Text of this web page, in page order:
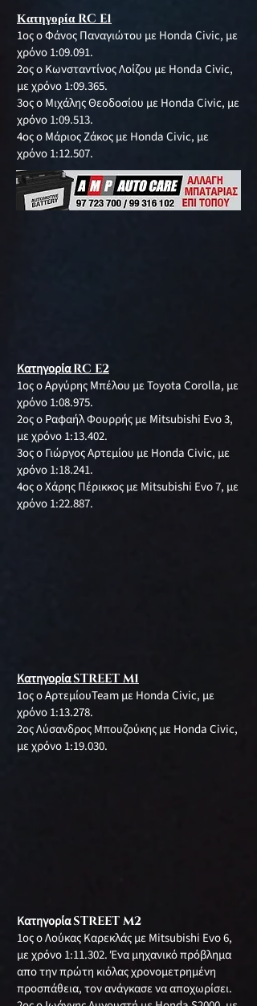
Κατηγορία RC E1
1ος ο Φάνος Παναγιώτου με Honda Civic, με
χρόνο 1:09.091.
2ος ο Κωνσταντίνος Λοίζου με Honda Civic,
με χρόνο 1:09.365.
3ος ο Μιχάλης Θεοδοσίου με Honda Civic, με
χρόνο 1:09.513.
4ος ο Μάριος Ζάκος με Honda Civic, με
χρόνο 1:12.507.
ΚατηγορίαRC E2
1ος ο Αργύρης Μπέλου με Toyota Corolla, με
χρόνο 1:08.975.
2ος ο Ραφαήλ Φουρρής με Mitsubishi Evo 3,
με χρόνο 1:13.402.
3ος ο Γιώργος Αρτεμίου με Honda Civic, με
χρόνο 1:18.241.
4ος ο Χάρης Πέρικκος με Mitsubishi Evo 7, με
χρόνο 1:22.887.
ΚατηγορίαSTREET M1
1ος ο ΑρτεμίουTeam με Honda Civic, με
χρόνο 1:13.278.
2ος Λύσανδρος Μπουζούκης με Honda Civic,
με χρόνο 1:19.030.
ΚατηγορίαSTREET M2
1ος ο Λούκας Καρεκλάς με Mitsubishi Evo 6,
με χρόνο 1:11.302. Ένα μηχανικό πρόβλημα
απο την πρώτη κιόλας χρονομετρημένη
προσπάθεια, τον ανάγκασε να αποχωρίσει.